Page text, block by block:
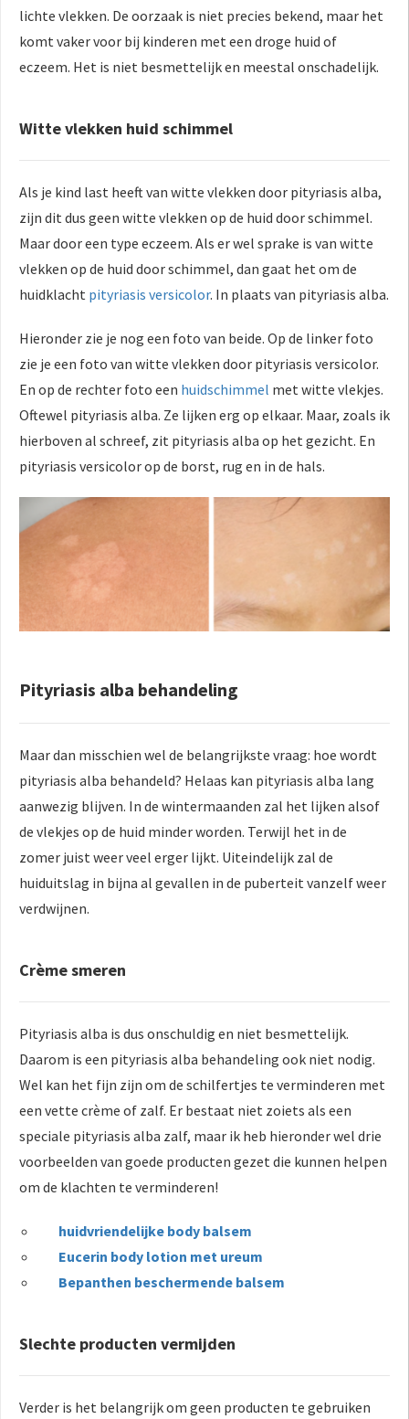
lichte vlekken. De oorzaak is niet precies bekend, maar het
komt vaker voor bij kinderen met een droge huid of
eczeem. Het is niet besmettelijk en meestal onschadelijk.
Witte vlekken huid schimmel
Als je kind last heeft van witte vlekken door pityriasis alba,
zijn dit dus geen witte vlekken op de huid door schimmel.
Maar door een type eczeem. Als er wel sprake is van witte
vlekken op de huid door schimmel, dan gaat het om de
huidklacht pityriasis versicolor. In plaats van pityriasis alba.
Hieronder zie je nog een foto van beide. Op de linker foto
zie je een foto van witte vlekken door pityriasis versicolor.
En op de rechter foto een huidschimmel met witte vlekjes.
Oftewel pityriasis alba. Ze lijken erg op elkaar. Maar, zoals ik
hierboven al schreef, zit pityriasis alba op het gezicht. En
pityriasis versicolor op de borst, rug en in de hals.
Pityriasis alba behandeling
Maar dan misschien wel de belangrijkste vraag: hoe wordt
pityriasis alba behandeld? Helaas kan pityriasis alba lang
aanwezig blijven. In de wintermaanden zal het lijken alsof
de vlekjes op de huid minder worden. Terwijl het in de
zomer juist weer veel erger lijkt. Uiteindelijk zal de
huiduitslag in bijna al gevallen in de puberteit vanzelf weer
verdwijnen.
Crème smeren
Pityriasis alba is dus onschuldig en niet besmettelijk.
Daarom is een pityriasis alba behandeling ook niet nodig.
Wel kan het fijn zijn om de schilfertjes te verminderen met
een vette crème of zalf. Er bestaat niet zoiets als een
speciale pityriasis alba zalf, maar ik heb hieronder wel drie
voorbeelden van goede producten gezet die kunnen helpen
om de klachten te verminderen!
huidvriendelijke body balsem
Eucerin body lotion met ureum
Bepanthen beschermende balsem
Slechte producten vermijden
Verder is het belangrijk om geen producten te gebruiken